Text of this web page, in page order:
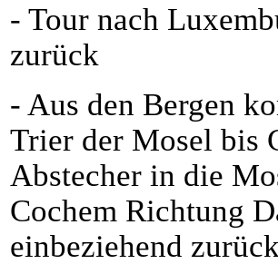
- Tour nach
zurück
- Aus den Bergen
Trier der Mosel bis
Abstecher in die
Cochem Richtung
einbeziehend